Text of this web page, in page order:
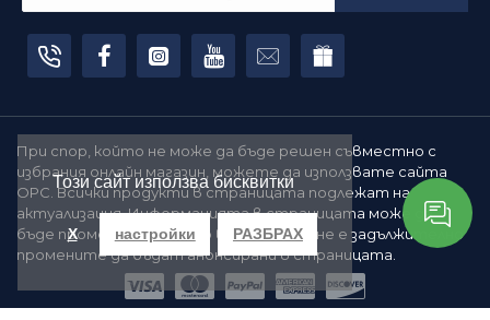
Този сайт използва бисквитки
X настройки РАЗБРАХ
При спор, който не може да бъде решен съвместно с
избрания онлайн магазин, можете да използвате сайта
ОРС. Всички продукти в страницата подлежат на
актуализация. Информацията в страницата може да
бъде променяна по всяко време, като не е задължително
промените да бъдат анонсирани в страницата.